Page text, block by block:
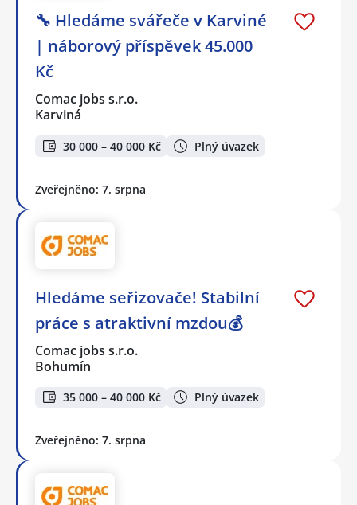
🔧 Hledáme svářeče v Karviné
| náborový příspěvek 45.000
Kč
Comac jobs s.r.o.
Karviná
30 000 – 40 000 Kč Plný úvazek
Zveřejněno: 7. srpna
Hledáme seřizovače! Stabilní
práce s atraktivní mzdou💰
Comac jobs s.r.o.
Bohumín
35 000 – 40 000 Kč Plný úvazek
Zveřejněno: 7. srpna